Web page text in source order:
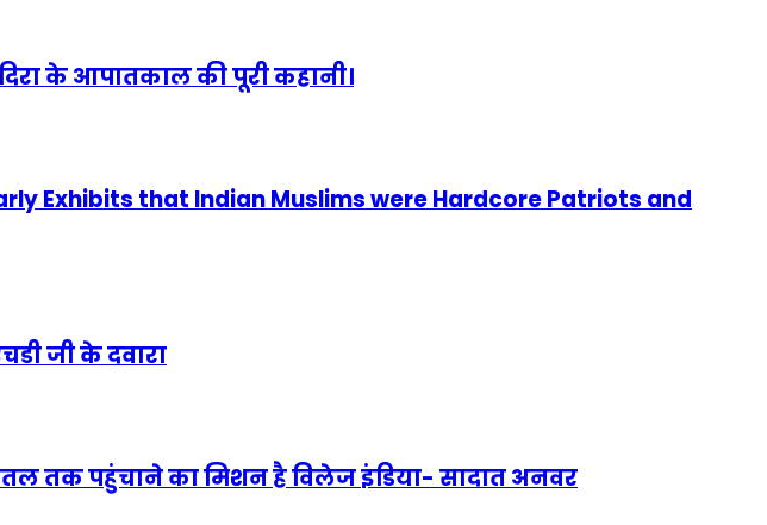
के आपातकाल की पूरी कहानी।
Exhibits that Indian Muslims were Hardcore Patriots and
जी के दवारा
तक पहुंचाने का मिशन है विलेज इंडिया- सादात अनवर